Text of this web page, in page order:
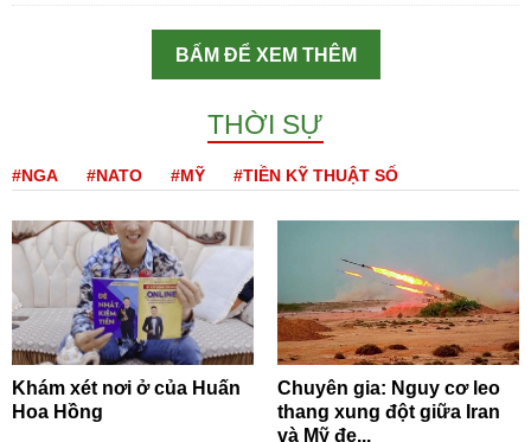
BẤM ĐỂ XEM THÊM
THỜI SỰ
#NGA #NATO #MỸ #TIỀN KỸ THUẬT SỐ
Khám xét nơi ở của Huấn
Hoa Hồng
Chuyên gia: Nguy cơ leo
thang xung đột giữa Iran
và Mỹ đe...